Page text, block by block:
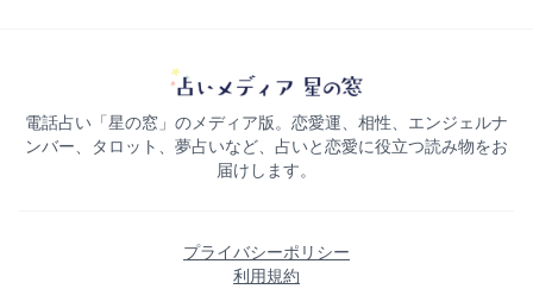
電話占い「星の窓」のメディア版。恋愛運、相性、エンジェルナ
ンバー、タロット、夢占いなど、占いと恋愛に役立つ読み物をお
届けします。
プライバシーポリシー
利用規約